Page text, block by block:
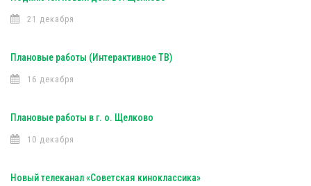
21 декабря
Плановые работы (Интерактивное ТВ)
16 декабря
Плановые работы в г. о. Щелково
10 декабря
Новый телеканал «Советская киноклассика»